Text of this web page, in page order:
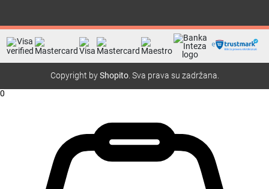
Copyright byShopito. Sva prava su zadržana.
0